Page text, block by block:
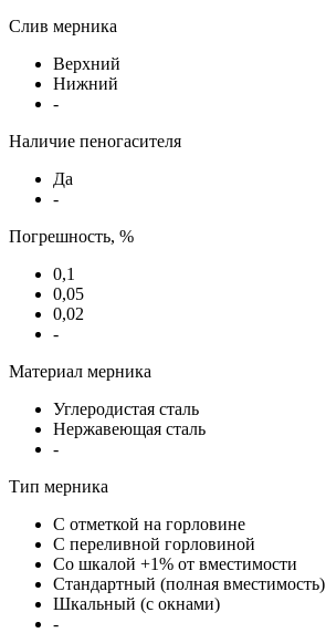
Слив мерника
Верхний
Нижний
-
Наличие пеногасителя
Да
-
Погрешность, %
0,1
0,05
0,02
-
Материал мерника
Углеродистая сталь
Нержавеющая сталь
-
Тип мерника
С отметкой на горловине
С переливной горловиной
Со шкалой +1% от вместимости
Стандартный (полная вместимость)
Шкальный (с окнами)
-